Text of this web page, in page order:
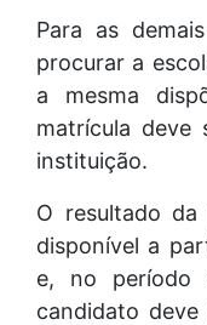
Para as
procurar a
a mesma
matrícula deve
instituição.
O resultado da
disponível a
e, no
candidato deve